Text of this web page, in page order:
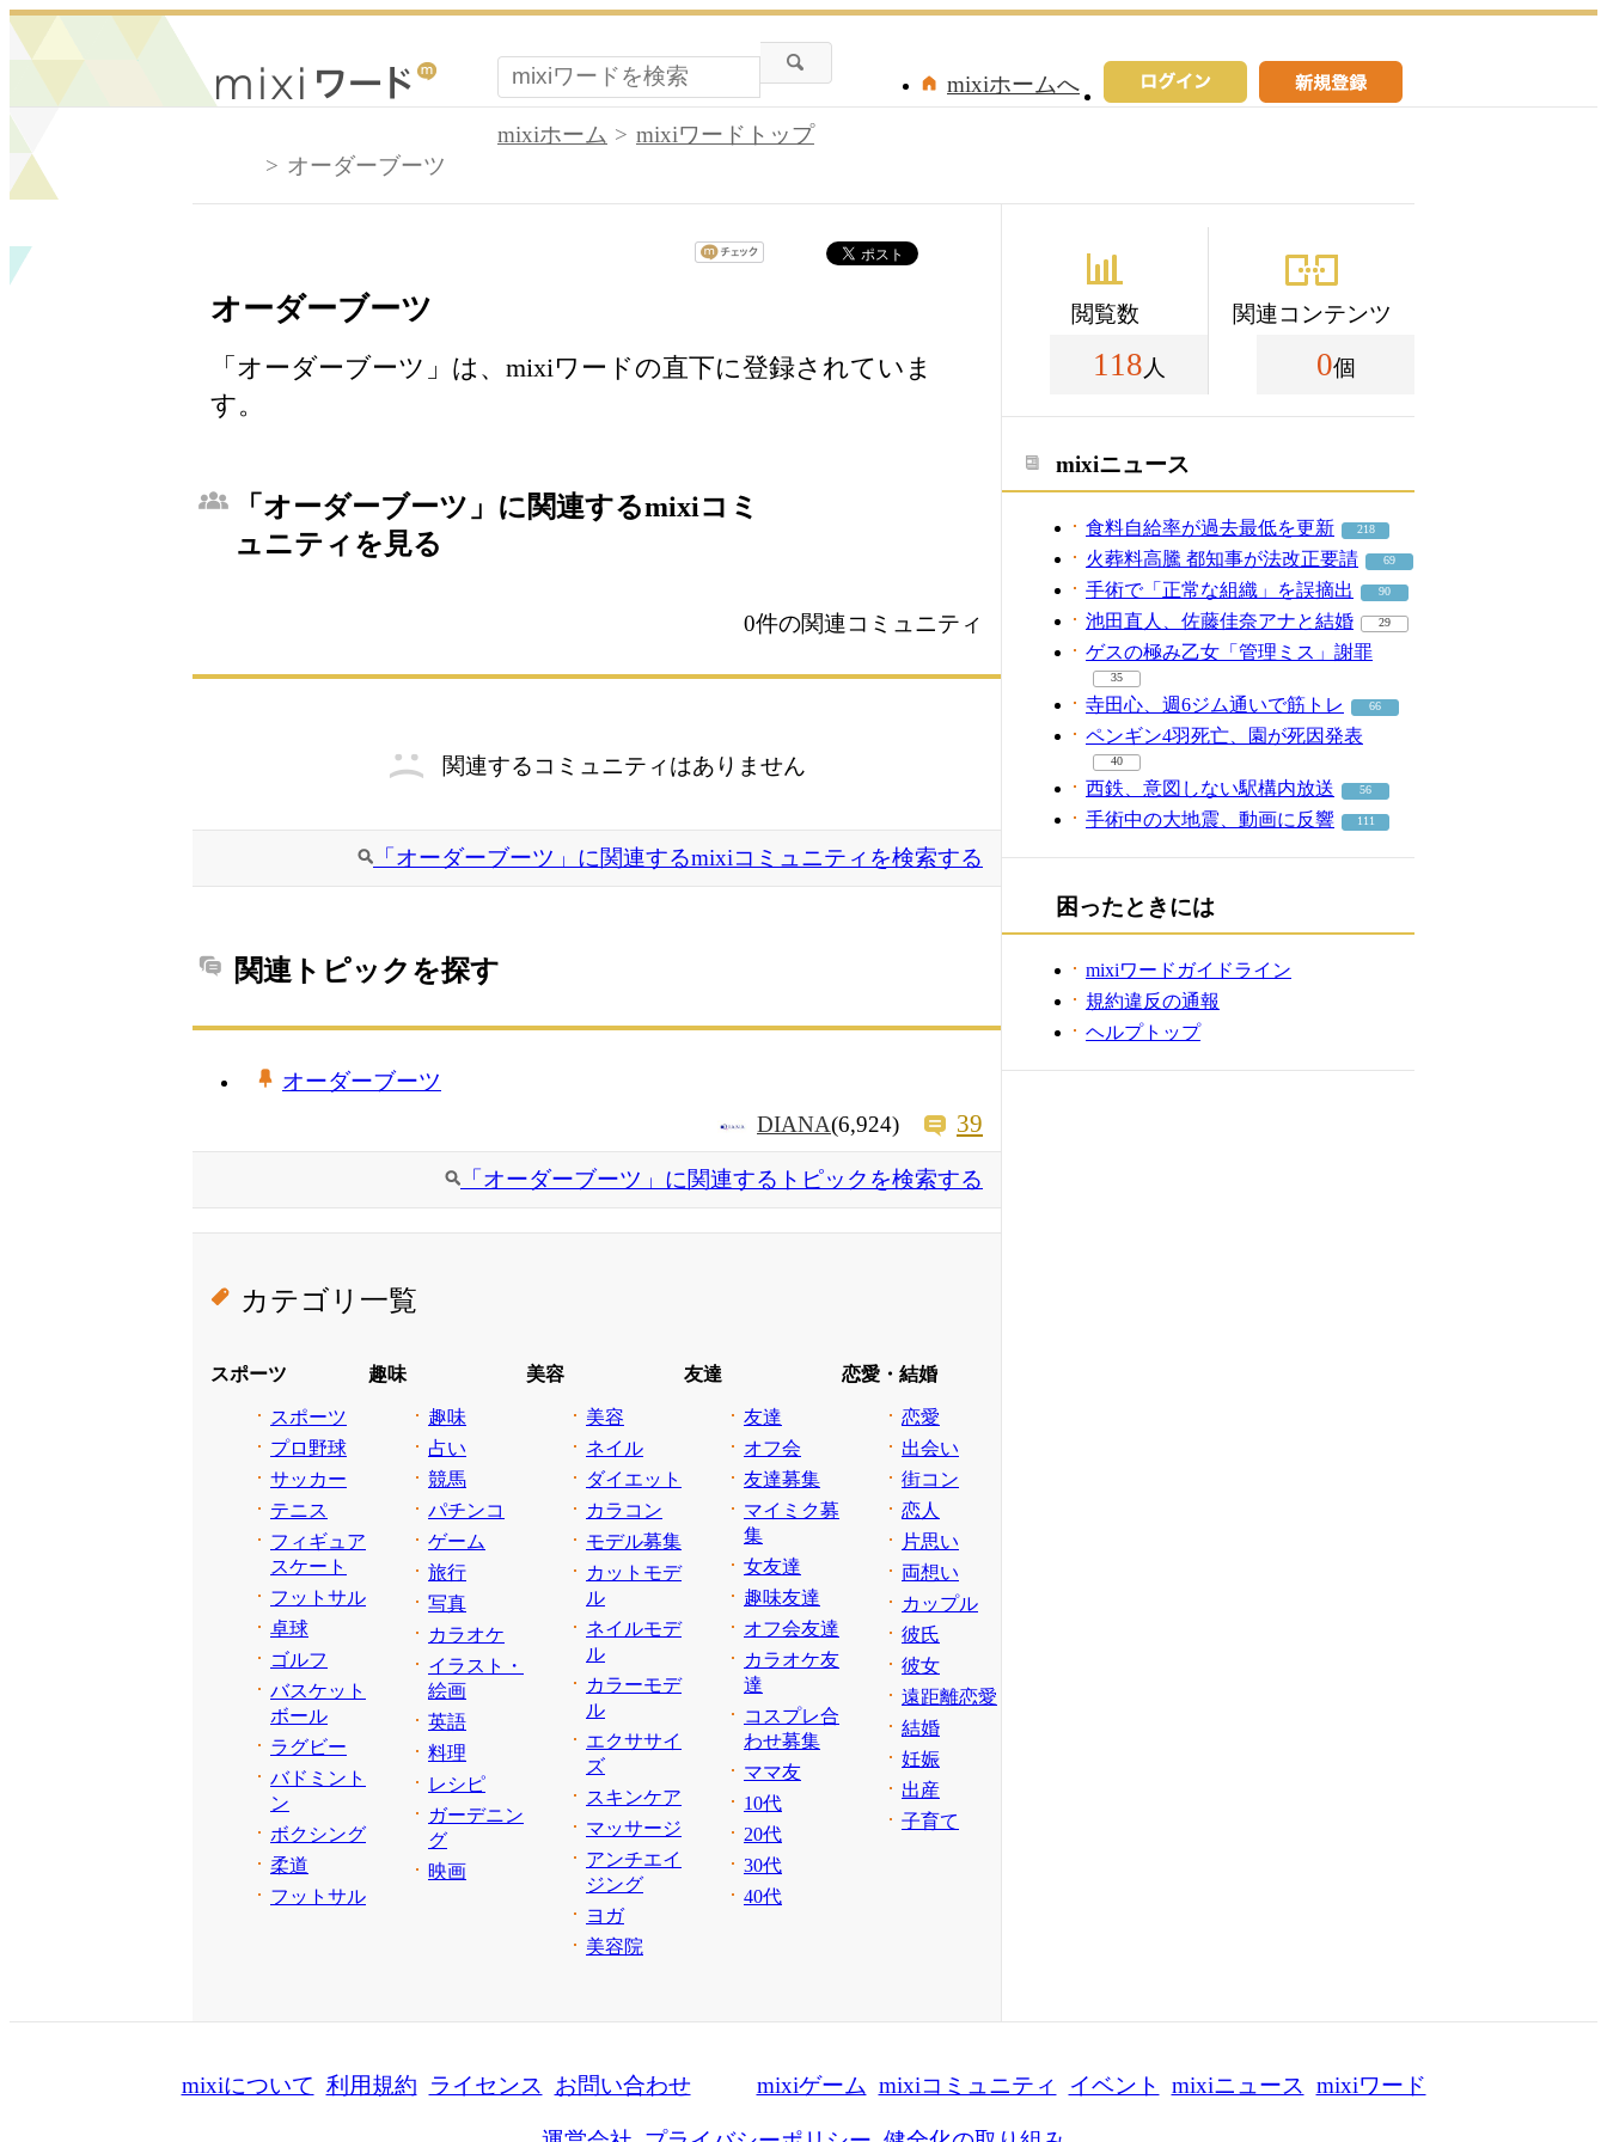
mixiホームへ
mixiホーム
mixiワードトップ
オーダーブーツ
オーダーブーツ
「オーダーブーツ」は、mixiワードの直下に登録されていま
す。
「オーダーブーツ」に関連するmixiコミ
ュニティを見る
0件の関連コミュニティ
関連するコミュニティはありません
「オーダーブーツ」に関連するmixiコミュニティを検索する
関連トピックを探す
オーダーブーツ
DIANA(6,924) 39
「オーダーブーツ」に関連するトピックを検索する
カテゴリ一覧
スポーツ
スポーツ
プロ野球
サッカー
テニス
フィギュア
スケート
フットサル
卓球
ゴルフ
バスケット
ボール
ラグビー
バドミント
ン
ボクシング
柔道
フットサル
趣味
趣味
占い
競馬
パチンコ
ゲーム
旅行
写真
カラオケ
イラスト・
絵画
英語
料理
レシピ
ガーデニン
グ
映画
美容
美容
ネイル
ダイエット
カラコン
モデル募集
カットモデ
ル
ネイルモデ
ル
カラーモデ
ル
エクササイ
ズ
スキンケア
マッサージ
アンチエイ
ジング
ヨガ
美容院
友達
友達
オフ会
友達募集
マイミク募
集
女友達
趣味友達
オフ会友達
カラオケ友
達
コスプレ合
わせ募集
ママ友
10代
20代
30代
40代
恋愛・結婚
恋愛
出会い
街コン
恋人
片思い
両想い
カップル
彼氏
彼女
遠距離恋愛
結婚
妊娠
出産
子育て
閲覧数
118 人
関連コンテンツ
0個
mixiニュース
食料自給率が過去最低を更新 218
火葬料高騰 都知事が法改正要請 69
手術で「正常な組織」を誤摘出 90
池田直人、佐藤佳奈アナと結婚 29
ゲスの極み乙女「管理ミス」謝罪
35
寺田心、週6ジム通いで筋トレ 66
ペンギン4羽死亡、園が死因発表
40
西鉄、意図しない駅構内放送 56
手術中の大地震、動画に反響 111
困ったときには
mixiワードガイドライン
規約違反の通報
ヘルプトップ
mixiについて 利用規約 ライセンス お問い合わせ mixiゲーム mixiコミュニティ イベント mixiニュース mixiワード